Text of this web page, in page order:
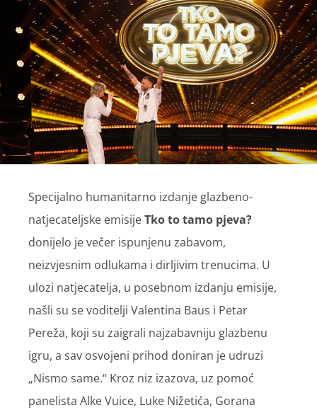
Specijalno humanitarno izdanje glazbeno-
natjecateljske emisijeTko to tamo pjeva?
donijelo je večer ispunjenu zabavom,
neizvjesnim odlukama i dirljivim trenucima. U
ulozi natjecatelja, u posebnom izdanju emisije,
našli su se voditelji Valentina Baus i Petar
Pereža, koji su zaigrali najzabavniju glazbenu
igru, a sav osvojeni prihod doniran je udruzi
„Nismo same.“ Kroz niz izazova, uz pomoć
panelista Alke Vuice, Luke Nižetića, Gorana